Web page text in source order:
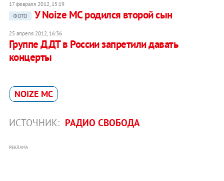
17 февраля 2012, 15:19
ФОТО
У Noize MC родился второй сын
25 апреля 2012, 16:36
Группе ДДТ в России запретили давать
концерты
NOIZE MC
ИСТОЧНИК: РАДИО СВОБОДА
РЕКЛАМА